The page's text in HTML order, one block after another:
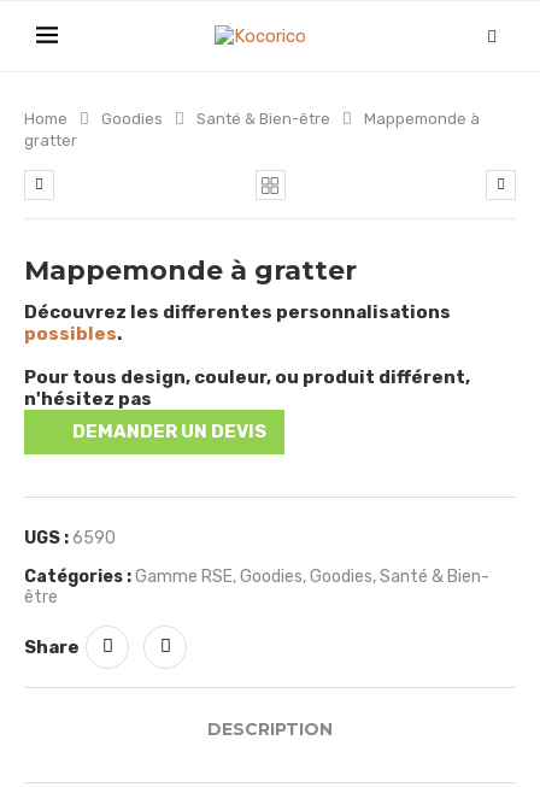
Home Goodies Santé & Bien-être
Mappemonde à
gratter
Mappemonde à gratter
Découvrez les differentes personnalisations
possibles.
Pour tous design, couleur, ou produit différent,
n'hésitez pas
DEMANDER UN DEVIS
UGS :6590
Catégories :Gamme RSE,Goodies,Goodies,Santé & Bien-
être
Share
DESCRIPTION